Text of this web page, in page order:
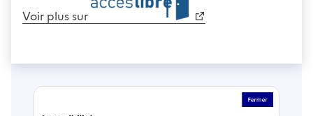
Voir plus sur